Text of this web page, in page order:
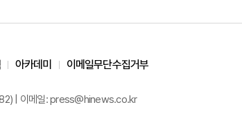
아카데미 이메일무단수집거부
| 이메일: press@hinews.co.kr